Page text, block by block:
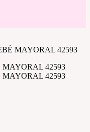
MAYORAL 42593